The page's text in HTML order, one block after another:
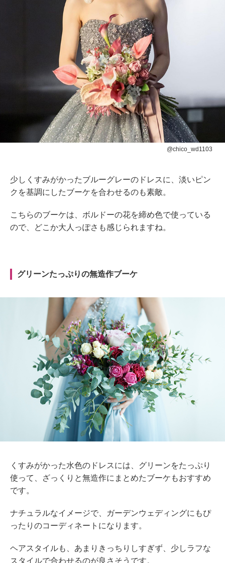
@chico_wd1103
少しくすみがかったブルーグレーのドレスに、淡いピン
クを基調にしたブーケを合わせるのも素敵。
こちらのブーケは、ボルドーの花を締め色で使っている
ので、どこか大人っぽさも感じられますね。
グリーンたっぷりの無造作ブーケ
くすみがかった水色のドレスには、グリーンをたっぷり
使って、ざっくりと無造作にまとめたブーケもおすすめ
です。
ナチュラルなイメージで、ガーデンウェディングにもぴ
ったりのコーディネートになります。
ヘアスタイルも、あまりきっちりしすぎず、少しラフな
スタイルで合わせるのが良さそうです。